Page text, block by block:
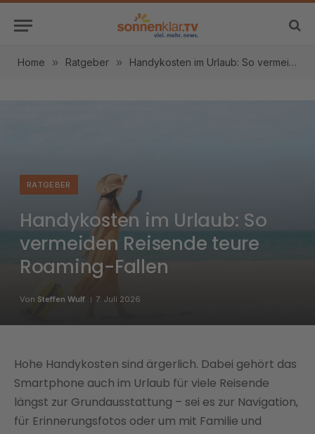
Home » Ratgeber » Handykosten im Urlaub: So vermeiden Reisende teure Roaming-Fallen
RATGEBER
Handykosten im Urlaub: So
vermeiden Reisende teure
Roaming-Fallen
Von Steffen Wulf 7. Juli 2026
Hohe Handykosten sind ärgerlich. Dabei gehört das
Smartphone auch im Urlaub für viele Reisende
längst zur Grundausstattung – sei es zur Navigation,
für Erinnerungsfotos oder um mit Familie und